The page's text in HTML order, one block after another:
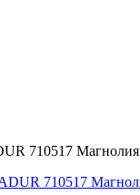
710517 Магнолия